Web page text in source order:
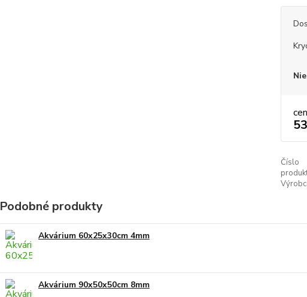
Číslo
Podobné produkty
Akvárium 60x25x30cm 4mm
Akvárium 90x50x50cm 8mm